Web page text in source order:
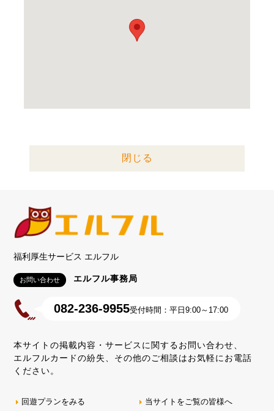
閉じる
福利厚生サービス エルフル
お問い合わせ エルフル事務局
082-236-9955受付時間：平日9:00～17:00
本サイトの掲載内容・サービスに関するお問い合わせ、
エルフルカードの紛失、その他のご相談はお気軽にお電話
ください。
回遊プランをみる 当サイトをご覧の皆様へ